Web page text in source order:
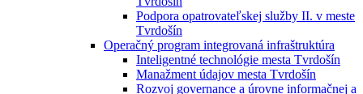
Podpora opatrovateľskej služby II. v meste
Tvrdošín
Operačný program integrovaná infraštruktúra
Inteligentné technológie mesta Tvrdošín
Manažment údajov mesta Tvrdošín
Rozvoj governance a úrovne informačnej a